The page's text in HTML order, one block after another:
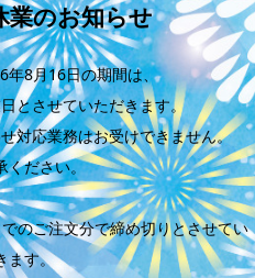
業のお知らせ
年8月16日の期間は、
とさせていただきます。
対応業務はお受けできません。
ください。
のご注文分で締め切りとさせてい
ます。